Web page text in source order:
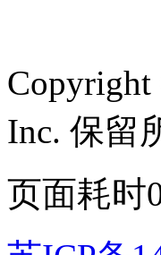
Inc. 保留
页面耗时